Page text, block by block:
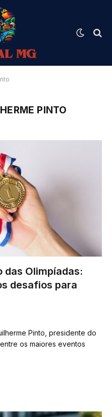
PINTO
das Olimpíadas:
desafios para
Pinto, presidente do
os maiores eventos